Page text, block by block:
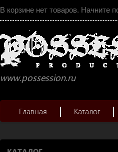
В корзине нет товаров. Начните
www.possession.ru
Главная Каталог